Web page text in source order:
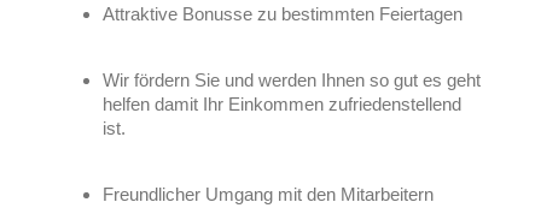
Attraktive Bonusse zu bestimmten Feiertagen
Wir fördern Sie und werden Ihnen so gut es geht
helfen damit Ihr Einkommen zufriedenstellend
ist.
Freundlicher Umgang mit den Mitarbeitern